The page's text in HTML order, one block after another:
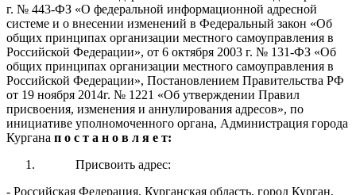
г. № 443-ФЗ «О федеральной информационной адресной
системе и о внесении изменений в Федеральный закон «Об
общих принципах организации местного самоуправления в
Российской Федерации», от 6 октября 2003 г. № 131-ФЗ «Об
общих принципах организации местного самоуправления в
Российской Федерации», Постановлением Правительства РФ
от 19 ноября 2014г. № 1221 «Об утверждении Правил
присвоения, изменения и аннулирования адресов», по
инициативе уполномоченного органа, Администрация города
Кургана п о с т а н о в л я е т:
Присвоить адрес:
- Российская Федерация, Курганская область, город Курган,